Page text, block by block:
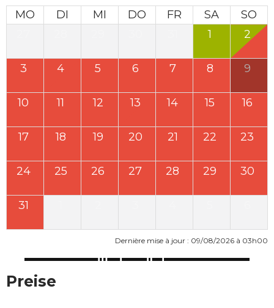
MO DI MI DO FR SA
SO
1 2
3 4 5 6 7 8 9
10 11 12 13 14 15 16
17 18 19 20 21 22 23
24 25 26 27 28 29 30
31
Dernière mise à jour : 09/08/2026 à 03h00
Preise